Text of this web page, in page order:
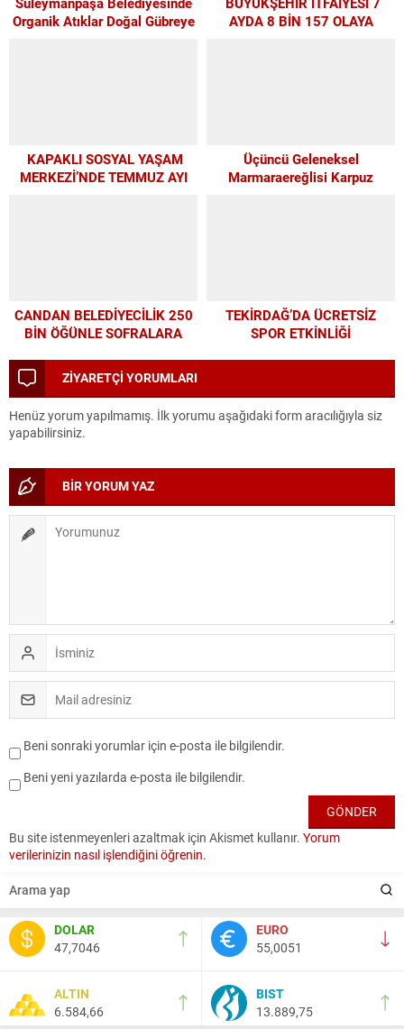
DOLAR
47,7046
EURO
55,0051
ALTIN
6.584,66
BIST
13.889,75
Organik Atıklar Doğal Gübreye
AYDA 8 BİN 157 OLAYA
KAPAKLI SOSYAL YAŞAM
MERKEZİ’NDE TEMMUZ AYI
Üçüncü Geleneksel
Marmaraereğlisi Karpuz
CANDAN BELEDİYECİLİK 250
BİN ÖĞÜNLE SOFRALARA
TEKİRDAĞ’DA ÜCRETSİZ
SPOR ETKİNLİĞİ
ZİYARETÇİ YORUMLARI
Henüz yorum yapılmamış. İlk yorumu aşağıdaki form aracılığıyla siz
yapabilirsiniz.
BİR YORUM YAZ
Beni sonraki yorumlar için e-posta ile bilgilendir.
Beni yeni yazılarda e-posta ile bilgilendir.
Bu site istenmeyenleri azaltmak için Akismet kullanır. Yorum
verilerinizin nasıl işlendiğini öğrenin.